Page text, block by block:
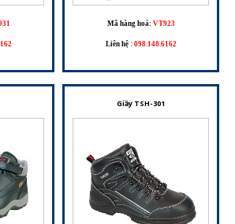
Mã hàng hoá: VT923
Liên hệ : 098.148.6162
Giầy TSH-301